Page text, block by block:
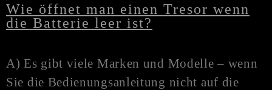
Wie öffnet man einen Tresor wenn
die Batterie leer ist?
A) Es gibt viele Marken und Modelle – wenn
Sie die Bedienungsanleitung nicht auf die